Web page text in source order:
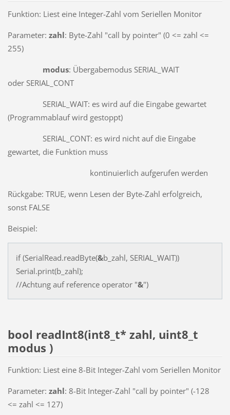
Funktion: Liest eine Integer-Zahl vom Seriellen Monitor
Parameter: zahl: Byte-Zahl "call by pointer" (0 <= zahl <=
255)
modus: Übergabemodus SERIAL_WAIT
oder SERIAL_CONT
SERIAL_WAIT: es wird auf die Eingabe gewartet
(Programmablauf wird gestoppt)
SERIAL_CONT: es wird nicht auf die Eingabe
gewartet, die Funktion muss
kontinuierlich aufgerufen werden
Rückgabe: TRUE, wenn Lesen der Byte-Zahl erfolgreich,
sonst FALSE
Beispiel:
if (SerialRead.readByte(&b_zahl, SERIAL_WAIT))
Serial.print(b_zahl);
//Achtung auf reference operator "&")
bool readInt8(int8_t* zahl, uint8_t
modus )
Funktion: Liest eine 8-Bit Integer-Zahl vom Seriellen Monitor
Parameter: zahl: 8-Bit Integer-Zahl "call by pointer" (-128
<= zahl <= 127)